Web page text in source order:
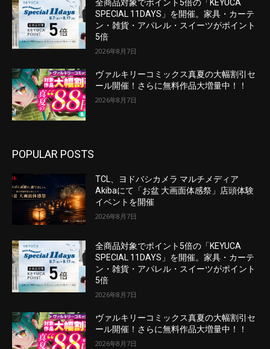
全商品対象でポイント5倍の「KEYUCA
SPECIAL 11DAYS」を開催。家具・カーテ
ン・雑貨・アパレル・スイーツがポイント
5倍
2026年8月7日
ヴァルキリーコミックス真夏の大幅割引セ
ール開催！さらに無料作品大増量中！！
2026年8月7日
POPULAR POSTS
TCL、ヨドバシカメラ マルチメディア
Akibaにて「お盆 大画面体感祭」店頭体験
イベントを開催
2026年8月7日
全商品対象でポイント5倍の「KEYUCA
SPECIAL 11DAYS」を開催。家具・カーテ
ン・雑貨・アパレル・スイーツがポイント
5倍
2026年8月7日
ヴァルキリーコミックス真夏の大幅割引セ
ール開催！さらに無料作品大増量中！！
2026年8月7日